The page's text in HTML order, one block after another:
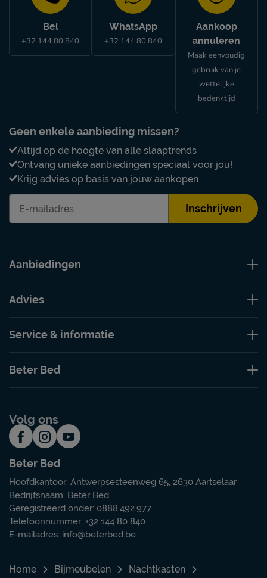
Bel
+32 144 80 840
WhatsApp
+32 144 80 840
Aankoop
annuleren
Maak eenvoudig
gebruik van je
wettelijke
bedenktijd
Geen enkele aanbieding missen?
Altijd op de hoogte van alle slaaptrends
Ontvang unieke aanbiedingen speciaal voor jou!
Krijg advies op basis van jouw aankopen
Inschrijven
Aanbiedingen
Advies
Service & informatie
Beter Bed
Volg ons
Beter Bed
Hoofdkantoor: Antwerpsesteenweg 65, 2630 Aartselaar
Bedrijfsnaam: Beter Bed
Geregistreerd onder: 0888.492.977
Telefoonnummer: +32 144 80 840
E-mailadres: info@beterbed.be
Home Bijmeubelen Nachtkasten